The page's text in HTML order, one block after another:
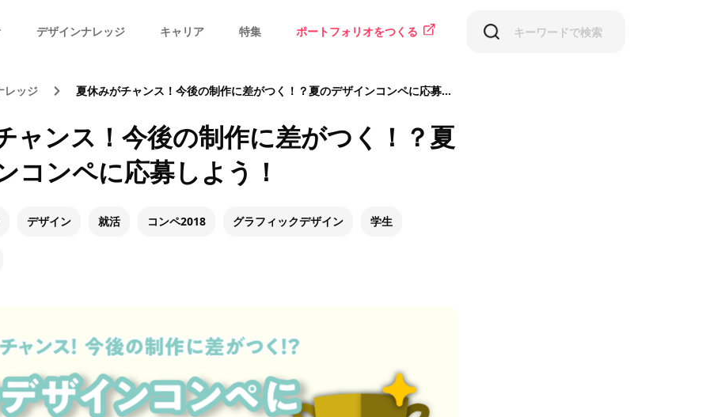
デザインナレッジ キャリア 特集 ポートフォリオをつくる
レッジ 夏休みがチャンス！今後の制作に差がつく！？夏のデザインコンペに応募しよう！
ャンス！今後の制作に差がつく！？夏
コンペに応募しよう！
デザイン 就活 コンペ2018 グラフィックデザイン 学生